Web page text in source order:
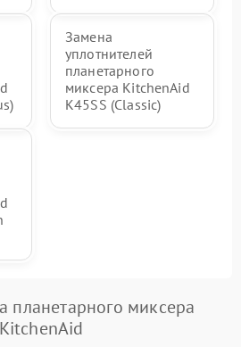
Замена
уплотнителей
планетарного
миксера KitchenAid
K45SS (Classic)
планетарного миксера
KitchenAid